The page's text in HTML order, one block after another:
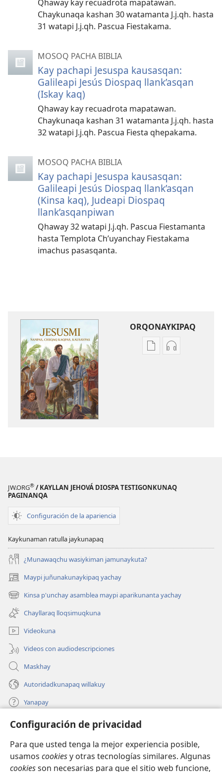
Configuración de privacidad
Para que usted tenga la mejor experiencia posible,
usamos cookiesy otras tecnologías similares. Algunas
cookiesson necesarias para que el sitio web funcione,
Qhaway kay recuadrota mapatawan.
Chaykunaqa kashan 30 watamanta J.j.qh. hasta
31 watapi J.j.qh. Pascua Fiestakama.
MOSOQ PACHA BIBLIA
Kay pachapi Jesuspa kausasqan:
Galileapi Jesús Diospaq llank’asqan
(Iskay kaq)
Qhaway kay recuadrota mapatawan.
Chaykunaqa kashan 31 watamanta J.j.qh. hasta
32 watapi J.j.qh. Pascua Fiesta qhepakama.
MOSOQ PACHA BIBLIA
Kay pachapi Jesuspa kausasqan:
Galileapi Jesús Diospaq llank’asqan
(Kinsa kaq), Judeapi Diospaq
llank’asqanpiwan
Qhaway 32 watapi J.j.qh. Pascua Fiestamanta
hasta Templota Ch’uyanchay Fiestakama
imachus pasasqanta.
ORQONAYKIPAQ
KaypiKaypin
JW.ORG® / KAYLLAN JEHOVÁ DIOSPA TESTIGONKUNAQ
PAGINANQA
Configuración de la apariencia
Kaykunaman ratulla jaykunapaq
¿Munawaqchu wasiykiman jamunaykuta?
Maypi juñunakunaykipaq yachay
(abre
una
nueva
ventana)
Kinsa p'unchay asamblea maypi aparikunanta yachay
(abre
una
nueva
ventana)
Chayllaraq lloqsimuqkuna
Videokuna
Videos con audiodescripciones
Maskhay
Autoridadkunapaq willakuy
Yanapay
Donacionta churanapaq
una
nueva
ventana)
INTERNETPI QELQANCHISKUNA Watchtower™
(abre
una